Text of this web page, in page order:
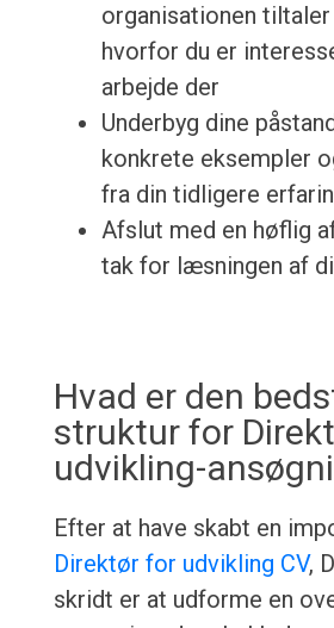
organisationen
hvorfor du er
arbejde der
Underbyg dine
konkrete eksempler
fra din tidligere
Afslut med en høflig
tak for læsningen af
Hvad er den
struktur for
udvikling-
Efter at have skabt en
Direktør for udvikling CV,
skridt er at udforme en